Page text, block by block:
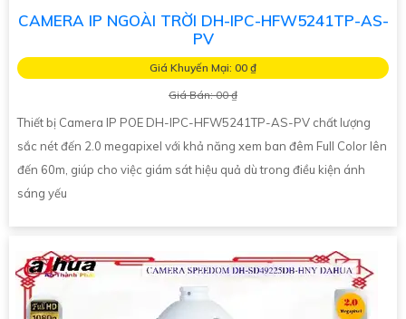
CAMERA IP NGOÀI TRỜI DH-IPC-HFW5241TP-AS-
PV
Giá Khuyến Mại: 00 ₫
Giá Bán: 00 ₫
Thiết bị Camera IP POE DH-IPC-HFW5241TP-AS-PV chất lượng
sắc nét đến 2.0 megapixel với khả năng xem ban đêm Full Color lên
đến 60m, giúp cho việc giám sát hiệu quả dù trong điều kiện ánh
sáng yếu